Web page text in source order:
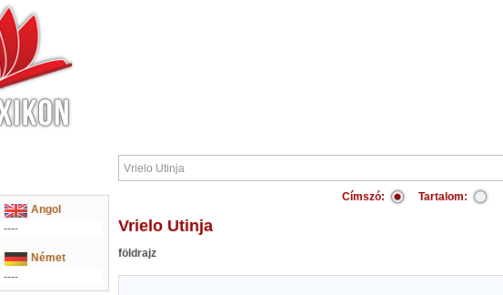
Angol
----
Német
----
Címszó: Tartalom:
Vrielo Utinja
földrajz